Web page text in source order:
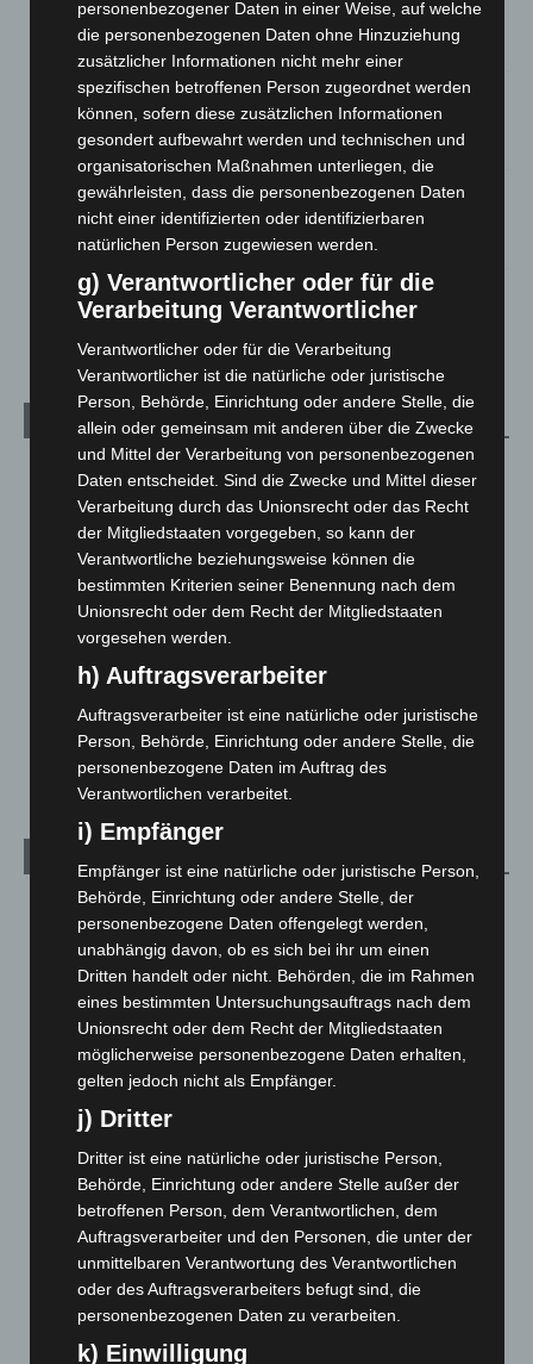
eingedämmt
6. August 2026
Region Hannover: 21 neue Notfallsanitäter starten beim
Roten Kreuz
5. August 2026
Mann läuft mit Hockeyschläger über A7 – Polizei sucht
Zeugen
5. August 2026
Celle: Mensch stirbt bei Bagger-Unfall auf Baustelle
5. August 2026
Kategorien
Blaulicht
2.799
Corona-News
Hannover und Region
Langenhagen und Ortsteile
Leserbriefe
Menschen
Über uns
Veranstaltungen
1.888
August 2026(14)
Juli 2026(73)
Juni 2026(139)
Mai 2026(99)
April 2026(99)
März 2026(115)
Februar 2026(109)
Januar 2026(122)
Dezember 2025(103)
November 2025(114)
Oktober 2025(112)
September 2025(93)
personenbezogener Daten in einer Weise, auf welche
die personenbezogenen Daten ohne Hinzuziehung
zusätzlicher Informationen nicht mehr einer
spezifischen betroffenen Person zugeordnet werden
können, sofern diese zusätzlichen Informationen
gesondert aufbewahrt werden und technischen und
organisatorischen Maßnahmen unterliegen, die
gewährleisten, dass die personenbezogenen Daten
nicht einer identifizierten oder identifizierbaren
natürlichen Person zugewiesen werden.
g) Verantwortlicher oder für die
Verarbeitung Verantwortlicher
Verantwortlicher oder für die Verarbeitung
Verantwortlicher ist die natürliche oder juristische
Person, Behörde, Einrichtung oder andere Stelle, die
allein oder gemeinsam mit anderen über die Zwecke
und Mittel der Verarbeitung von personenbezogenen
Daten entscheidet. Sind die Zwecke und Mittel dieser
Verarbeitung durch das Unionsrecht oder das Recht
der Mitgliedstaaten vorgegeben, so kann der
Verantwortliche beziehungsweise können die
bestimmten Kriterien seiner Benennung nach dem
Unionsrecht oder dem Recht der Mitgliedstaaten
vorgesehen werden.
h) Auftragsverarbeiter
Auftragsverarbeiter ist eine natürliche oder juristische
Person, Behörde, Einrichtung oder andere Stelle, die
personenbezogene Daten im Auftrag des
Verantwortlichen verarbeitet.
i) Empfänger
Empfänger ist eine natürliche oder juristische Person,
Behörde, Einrichtung oder andere Stelle, der
personenbezogene Daten offengelegt werden,
unabhängig davon, ob es sich bei ihr um einen
Dritten handelt oder nicht. Behörden, die im Rahmen
eines bestimmten Untersuchungsauftrags nach dem
Unionsrecht oder dem Recht der Mitgliedstaaten
möglicherweise personenbezogene Daten erhalten,
gelten jedoch nicht als Empfänger.
j) Dritter
Dritter ist eine natürliche oder juristische Person,
Behörde, Einrichtung oder andere Stelle außer der
betroffenen Person, dem Verantwortlichen, dem
Auftragsverarbeiter und den Personen, die unter der
unmittelbaren Verantwortung des Verantwortlichen
oder des Auftragsverarbeiters befugt sind, die
personenbezogenen Daten zu verarbeiten.
k) Einwilligung